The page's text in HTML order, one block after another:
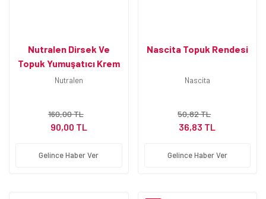
Nutralen Dirsek Ve
Topuk Yumuşatıcı Krem
50 Ml
Nutralen
160,00 TL
90,00 TL
Gelince Haber Ver
Nascita Topuk Rendesi
Nascita
50,82 TL
36,83 TL
Gelince Haber Ver